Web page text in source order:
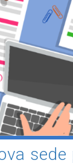
sede